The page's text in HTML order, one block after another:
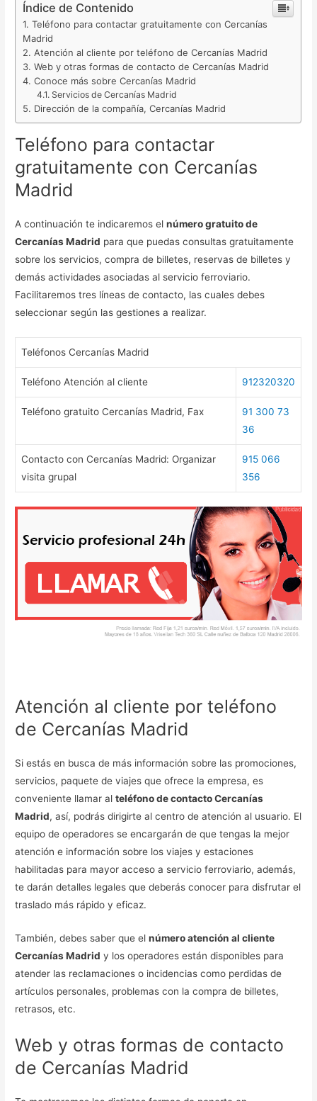
Índice de Contenido
Teléfono para contactar gratuitamente con Cercanías
Madrid
Atención al cliente por teléfono de Cercanías Madrid
Web y otras formas de contacto de Cercanías Madrid
Conoce más sobre Cercanías Madrid
Servicios de Cercanías Madrid
Dirección de la compañía, Cercanías Madrid
Teléfono para contactar
gratuitamente con Cercanías
Madrid
A continuación te indicaremos elnúmero gratuito de
Cercanías Madrid para que puedas consultas gratuitamente
sobre los servicios, compra de billetes, reservas de billetes y
demás actividades asociadas al servicio ferroviario.
Facilitaremos tres líneas de contacto, las cuales debes
seleccionar según las gestiones a realizar.
Teléfonos Cercanías Madrid
Teléfono Atención al cliente 912320320
Teléfono gratuito Cercanías Madrid, Fax
91 300 73
36
Contacto con Cercanías Madrid: Organizar
visita grupal
915 066
356
Atención al cliente por teléfono
de Cercanías Madrid
Si estás en busca de más información sobre las promociones,
servicios, paquete de viajes que ofrece la empresa, es
conveniente llamar alteléfono de contacto Cercanías
Madrid, así, podrás dirigirte al centro de atención al usuario. El
equipo de operadores se encargarán de que tengas la mejor
atención e información sobre los viajes y estaciones
habilitadas para mayor acceso a servicio ferroviario, además,
te darán detalles legales que deberás conocer para disfrutar el
traslado más rápido y eficaz.
También, debes saber que elnúmero atención al cliente
Cercanías Madrid y los operadores están disponibles para
atender las reclamaciones o incidencias como perdidas de
artículos personales, problemas con la compra de billetes,
retrasos, etc.
Web y otras formas de contacto
de Cercanías Madrid